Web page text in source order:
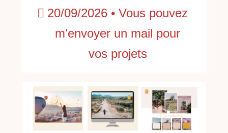
20/09/2026 • Vous pouvez
m'envoyer un mail pour
vos projets